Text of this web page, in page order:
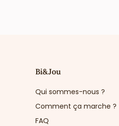
Bi&Jou
Qui sommes-nous ?
Comment ça marche ?
FAQ